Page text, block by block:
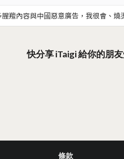
羶內容與中國惡意廣告，我很會、燒
快分享 iTaigi 給你的朋友
條款